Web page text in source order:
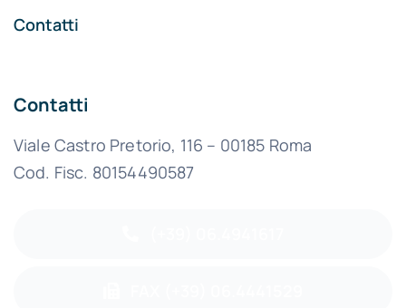
Contatti
Contatti
Viale Castro Pretorio, 116 – 00185 Roma
Cod. Fisc. 80154490587